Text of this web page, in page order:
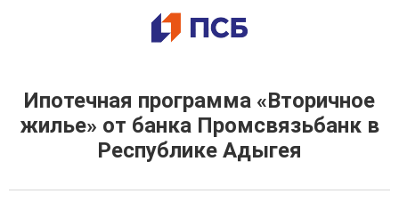
Ипотечная программа «Вторичное
жилье» от банка Промсвязьбанк в
Республике Адыгея